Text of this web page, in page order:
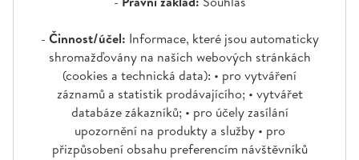
- Činnost/účel: Informace, které jsou automaticky
shromažďovány na našich webových stránkách
(cookies a technická data): • pro vytváření
záznamů a statistik prodávajícího; • vytvářet
databáze zákazníků; • pro účely zasílání
upozornění na produkty a služby • pro
přizpůsobení obsahu preferencím návštěvníků